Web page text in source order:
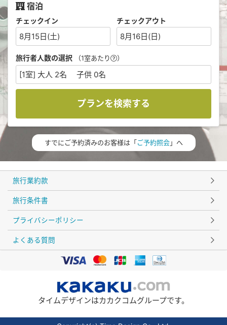
宿泊
チェックイン
8月15日(土)
チェックアウト
8月16日(日)
旅行者人数の選択 （1室あたり ）
[1室] 大人 2名 子供 0名
プランを検索する
すでにご予約済みのお客様は「ご予約照会」へ
旅行業約款
旅行条件書
プライバシーポリシー
よくある質問
タイムデザインはカカクコムグループです。